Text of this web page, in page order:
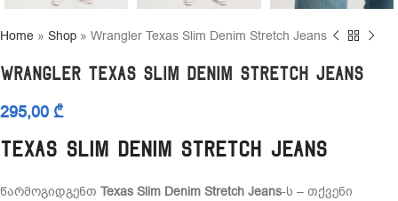
Home » Shop » Wrangler Texas Slim Denim Stretch Jeans
Wrangler Texas Slim Denim Stretch Jeans
295,00 ₾
Texas Slim Denim Stretch Jeans
წარმოგიდგენთ Texas Slim Denim Stretch Jeans-ს – თქვენი